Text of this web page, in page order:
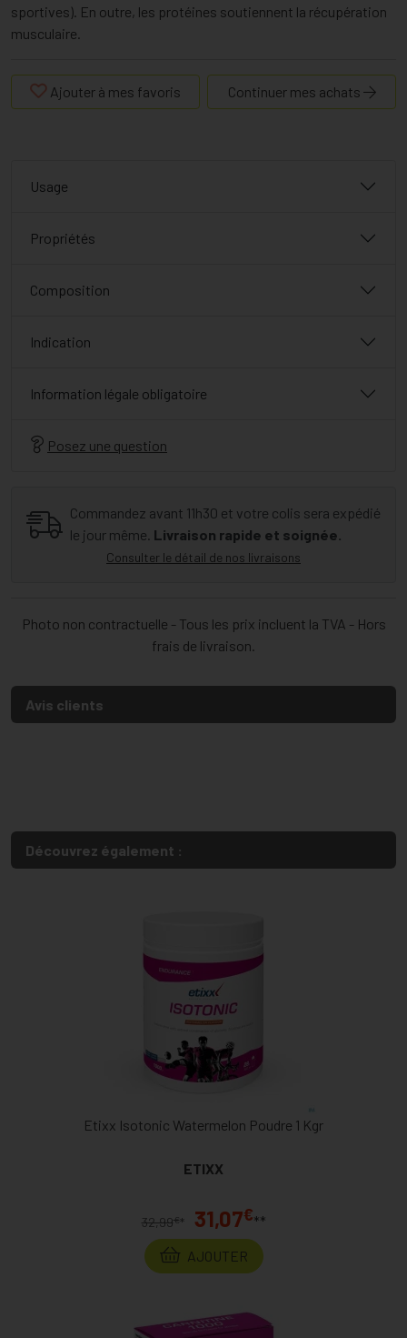
sportives). En outre, les protéines soutiennent la récupération
musculaire.
Ajouter à mes favoris Continuer mes achats
Usage
Propriétés
Composition
Indication
Information légale obligatoire
Posez une question
Commandez avant 11h30 et votre colis sera expédié
le jour même. Livraison rapide et soignée.
Consulter le détail de nos livraisons
Photo non contractuelle - Tous les prix incluent la TVA - Hors
frais de livraison.
Avis clients
Découvrez également :
Etixx Isotonic Watermelon Poudre 1 Kgr
ETIXX
32,99€ * 31,07€**
AJOUTER